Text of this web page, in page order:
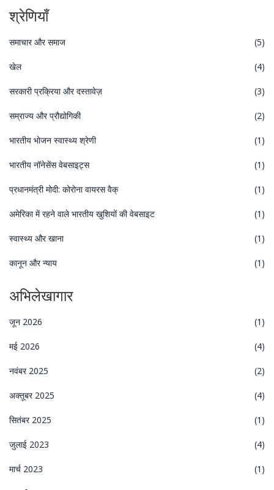
श्रेणियाँ
समाचार और समाज (5)
खेल (4)
सरकारी प्रक्रिया और दस्तावेज़ (3)
सम्राज्य और प्रौद्योगिकी (2)
भारतीय भोजन स्वास्थ्य श्रेणी (1)
भारतीय नॉनेसेंस वेबसाइट्स (1)
प्रधानमंत्री मोदी: कोरोना वायरस वैक् (1)
अमेरिका में रहने वाले भारतीय खुशियों की वेबसाइट (1)
स्वास्थ्य और खाना (1)
कानून और न्याय (1)
अभिलेखागार
जून 2026 (1)
मई 2026 (4)
नवंबर 2025 (2)
अक्तूबर 2025 (4)
सितंबर 2025 (1)
जुलाई 2023 (4)
मार्च 2023 (1)